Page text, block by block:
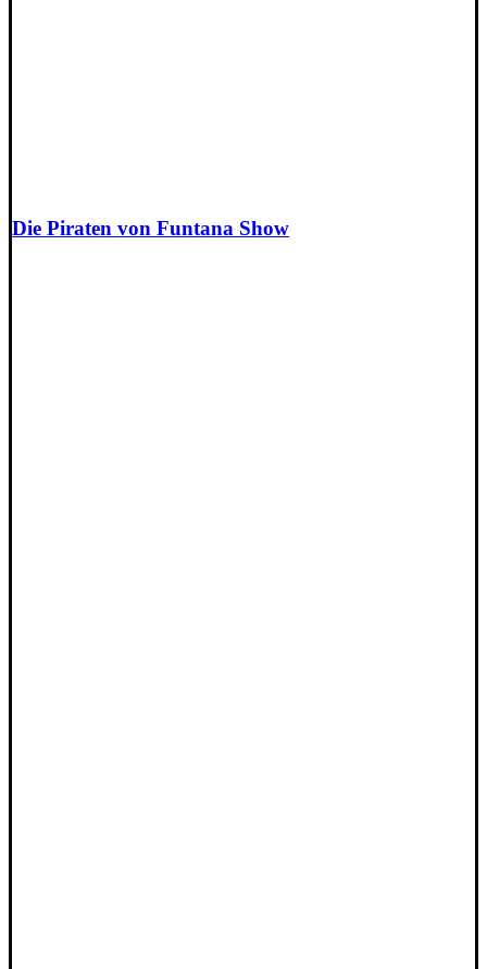
Die Piraten von Funtana Show